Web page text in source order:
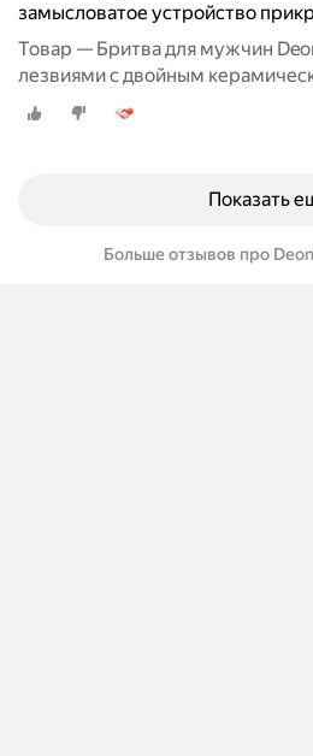
замысловатое устройство
Товар — Бритва для мужчин
лезвиями с двойным
Показать
Больше отзывов про